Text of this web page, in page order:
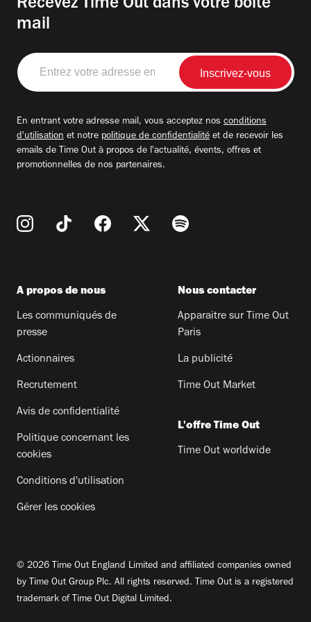
Recevez Time Out dans votre boite
mail
Entrez
votre
adresse
En entrant votre adresse mail, vous acceptez nos conditions
d'utilisation et notre politique de confidentialité et de recevoir les
emails de Time Out à propos de l'actualité, évents, offres et
promotionnelles de nos partenaires.
A propos de nous
Les communiqués de
presse
Actionnaires
Recrutement
Avis de confidentialité
Politique concernant les
cookies
Conditions d'utilisation
Gérer les cookies
Nous contacter
Apparaitre sur Time Out
Paris
La publicité
Time Out Market
L'offre Time Out
Time Out worldwide
© 2026 Time Out England Limited and affiliated companies owned
by Time Out Group Plc. All rights reserved. Time Out is a registered
trademark of Time Out Digital Limited.